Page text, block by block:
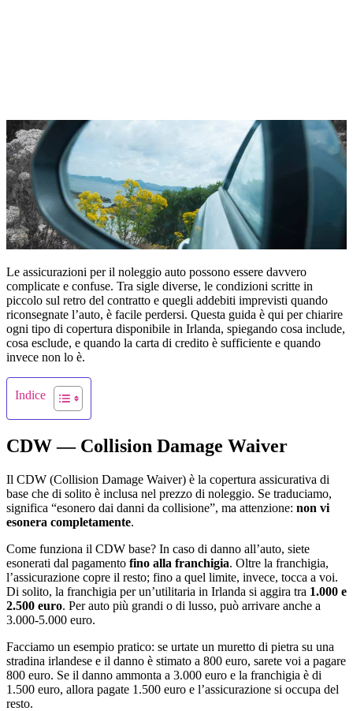
Le assicurazioni per il noleggio auto possono essere davvero
complicate e confuse. Tra sigle diverse, le condizioni scritte in
piccolo sul retro del contratto e quegli addebiti imprevisti quando
riconsegnate l’auto, è facile perdersi. Questa guida è qui per chiarire
ogni tipo di copertura disponibile in Irlanda, spiegando cosa include,
cosa esclude, e quando la carta di credito è sufficiente e quando
invece non lo è.
Indice
CDW — Collision Damage Waiver
Il CDW (Collision Damage Waiver) è la copertura assicurativa di
base che di solito è inclusa nel prezzo di noleggio. Se traduciamo,
significa “esonero dai danni da collisione”, ma attenzione: non vi
esonera completamente.
Come funziona il CDW base? In caso di danno all’auto, siete
esonerati dal pagamento fino alla franchigia. Oltre la franchigia,
l’assicurazione copre il resto; fino a quel limite, invece, tocca a voi.
Di solito, la franchigia per un’utilitaria in Irlanda si aggira tra 1.000 e
2.500 euro. Per auto più grandi o di lusso, può arrivare anche a
3.000-5.000 euro.
Facciamo un esempio pratico: se urtate un muretto di pietra su una
stradina irlandese e il danno è stimato a 800 euro, sarete voi a pagare
800 euro. Se il danno ammonta a 3.000 euro e la franchigia è di
1.500 euro, allora pagate 1.500 euro e l’assicurazione si occupa del
resto.